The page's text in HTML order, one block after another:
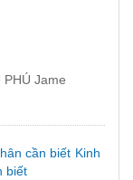
PHÚ Jame
Kinh
biết